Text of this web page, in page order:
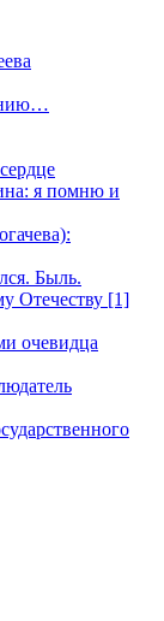
я помню и
Быль.
Отечеству [1]
очевидца